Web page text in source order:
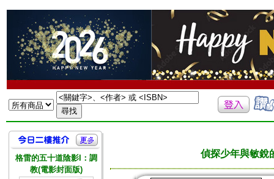
格雷的五十道陰影I：調
教(電影封面版)
偵探少年與敏銳